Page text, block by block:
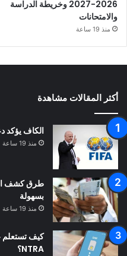
2026-2027 وخريطة الدراسة
والامتحانات
منذ 19 ساعة
أكثر المقالات مشاهدة
الكاف يؤكد
منذ 19 ساعة
طرق كشف
بسهولة
منذ 19 ساعة
NTRA؟